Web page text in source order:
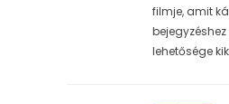
filmje, amit
bejegyzéshez
lehetősége